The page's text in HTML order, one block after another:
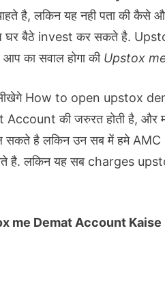
है, लकिन यह नही पता की
घर बैठे invest कर सकते है.
का सवाल होगा की Upstox
How to open upstox
की जरुरत होती है, और
है लकिन उन सब में हमे
है. लकिन यह सब charges
me Demat Account Kaise